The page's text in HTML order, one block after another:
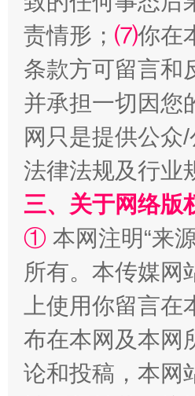
全民健身五年计划来了！等
阿坝州三大球赛在茂县开
责情形； ⑺你在
条款方可留言和
并承担一切因您
网只是提供公众
法律法规及行业
三、关于网络版
① 本网注明“来
所有。本传媒网
上使用你留言
布在本网及本网
论和投稿，本网